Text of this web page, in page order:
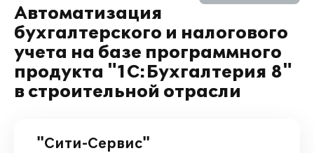
Автоматизация
бухгалтерского и налогового
учета на базе программного
продукта "1С:Бухгалтерия 8"
в строительной отрасли
"Сити-Сервис"